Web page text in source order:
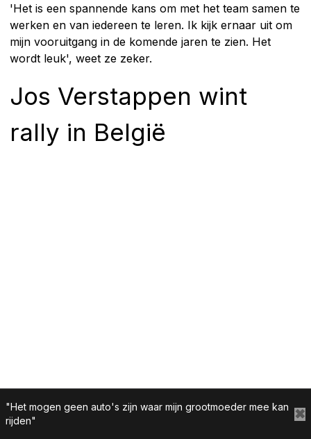
'Het is een spannende kans om met het team samen te
werken en van iedereen te leren. Ik kijk ernaar uit om
mijn vooruitgang in de komende jaren te zien. Het
wordt leuk', weet ze zeker.
Jos Verstappen wint
rally in België
"Het mogen geen auto's zijn waar mijn grootmoeder mee kan
rijden"
✖